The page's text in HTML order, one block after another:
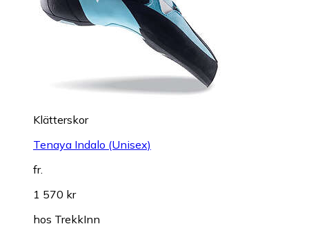
Klätterskor
Tenaya Indalo (Unisex)
fr.
1 570 kr
hos TrekkInn